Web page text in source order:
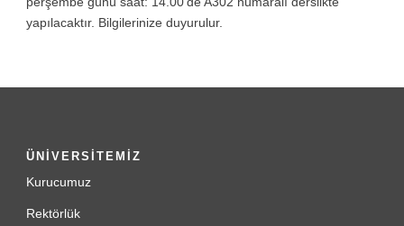
yapılacaktır. Bilgilerinize duyurulur.
ÜNİVERSİTEMİZ
Kurucumuz
Rektörlük